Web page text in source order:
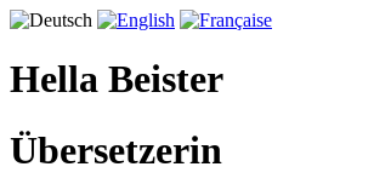
Hella Beister
Übersetzerin